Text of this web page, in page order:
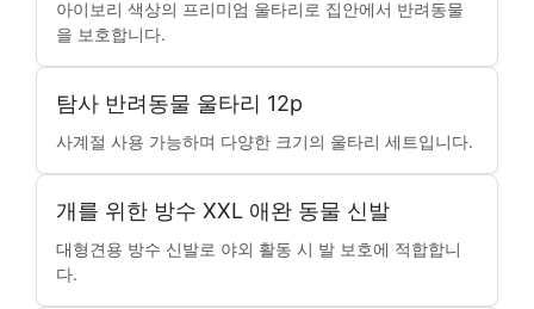
아이보리 색상의 프리미엄 울타리로 집안에서 반려동물
을 보호합니다.
탐사 반려동물 울타리 12p
사계절 사용 가능하며 다양한 크기의 울타리 세트입니다.
개를 위한 방수 XXL 애완 동물 신발
대형견용 방수 신발로 야외 활동 시 발 보호에 적합합니
다.